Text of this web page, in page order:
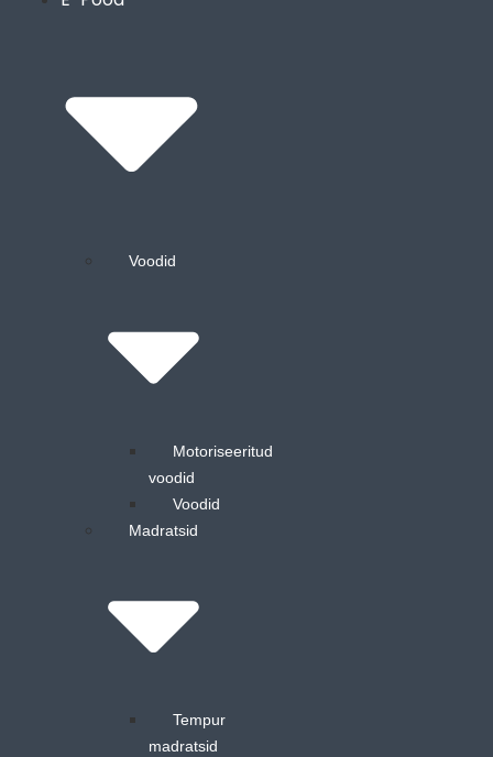
Voodid
Motoriseeritud
voodid
Voodid
Madratsid
Tempur
madratsid